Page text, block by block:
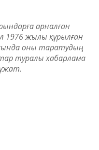
арналған
1976 жылы құрылған
оны таратудың
туралы хабарлама